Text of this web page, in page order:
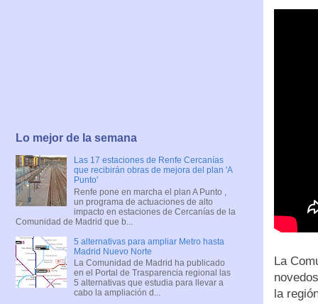
La
la
Lo mejor de la semana
Las 17 estaciones de Renfe Cercanías
que recibirán obras de mejora del plan 'A
Punto'
Renfe pone en marcha el plan A Punto ,
un programa de actuaciones de alto
impacto en estaciones de Cercanías de la
Comunidad de Madrid que b...
5 alternativas para ampliar Metro hasta
Madrid Nuevo Norte
La Comunidad de Madrid ha publicado
en el Portal de Trasparencia regional las
5 alternativas que estudia para llevar a
cabo la ampliación d...